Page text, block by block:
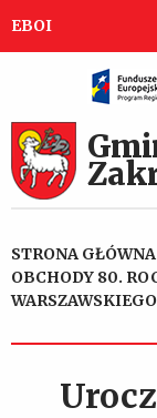
EBOI
STRONA GŁÓWNA
OBCHODY 80.
WARSZAWSKIEGO